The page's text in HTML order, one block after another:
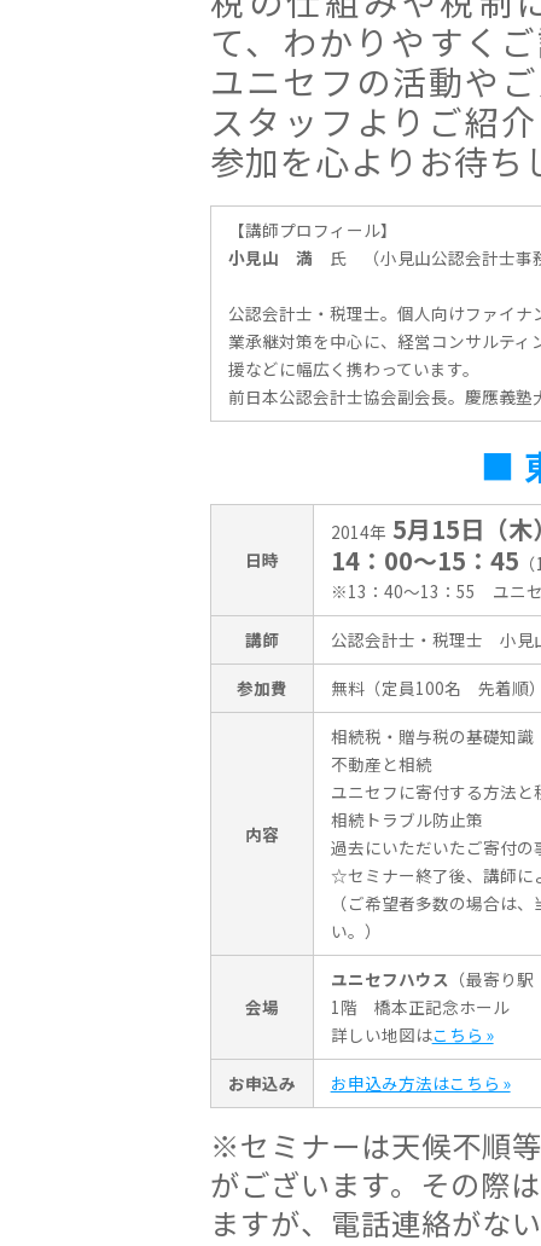
て、わかりやすく
ユニセフの活動や
スタッフよりご紹
参加を心よりお待ち
【講師プロフィール】
小見山 満 氏 （小見山公認会計士事
公認会計士・税理士。個人向けファイナ
業承継対策を中心に、経営コンサルティ
援などに幅広く携わっています。
前日本公認会計士協会副会長。慶應義塾
■
日時
2014年 5月15日（木
14：00〜15：45
※13：40〜13：55 ユニ
講師
公認会計士・税理士 小
参加費
無料（定員100名 先着順
内容
相続税・贈与税の基礎知識
不動産と相続
ユニセフに寄付する方法と
相続トラブル防止策
過去にいただいたご寄付の
☆セミナー終了後、講師に
（ご希望者多数の場合は
い。）
会場
ユニセフハウス （最寄り
1階 橋本正記念ホール
詳しい地図はこちら »
お申込み
お申込み方法はこちら »
※セミナーは天候不順
がございます。その際
ますが、電話連絡がな